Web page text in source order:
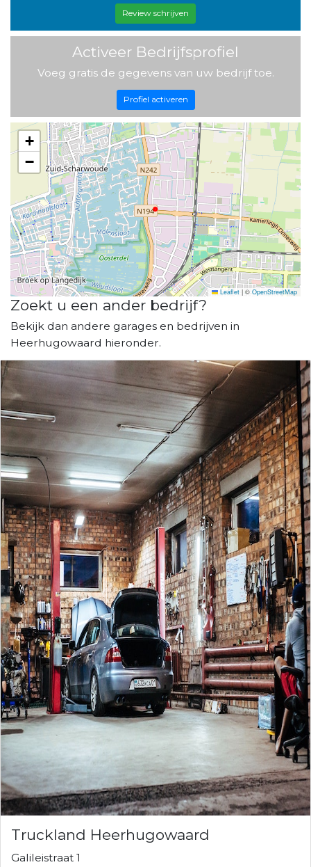
Review schrijven
Activeer Bedrijfsprofiel
Voeg gratis de gegevens van uw bedrijf toe.
Profiel activeren
+
−
Leaflet | © OpenStreetMap
Zoekt u een ander bedrijf?
Bekijk dan andere garages en bedrijven in
Heerhugowaard hieronder.
Truckland Heerhugowaard
Galileistraat 1